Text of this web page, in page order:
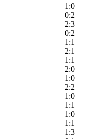
1:0
0:2
2:3
0:2
1:1
2:1
1:1
2:0
1:0
2:2
1:0
1:1
1:0
1:1
1:3